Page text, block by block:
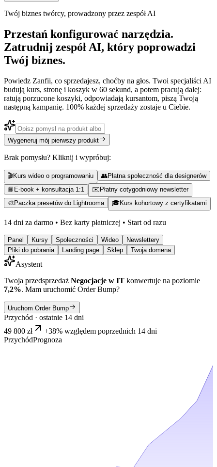
Twój biznes twórcy, prowadzony przez zespół AI
Przestań konfigurować narzędzia.
Zatrudnij zespół AI, który poprowadzi
Twój biznes.
Powiedz Zanfii, co sprzedajesz, choćby na głos. Twoi specjaliści AI
budują kurs, stronę i koszyk w 60 sekund, a potem pracują dalej:
ratują porzucone koszyki, odpowiadają kursantom, piszą Twoją
następną kampanię. 100% każdej sprzedaży zostaje u Ciebie.
Wygeneruj mój pierwszy produkt
Brak pomysłu? Kliknij i wypróbuj:
🎬Kurs wideo o programowaniu 👥Płatna społeczność dla designerów
📘 E-book + konsultacja 1:1 ✉️ Płatny cotygodniowy newsletter
🎨 Paczka presetów do Lightrooma 🎓Kurs kohortowy z certyfikatami
14 dni za darmo • Bez karty płatniczej • Start od razu
Panel Kursy Społeczności Wideo
Newslettery
Pliki do pobrania
Landing page Sklep Twoja domena
Asystent
Twoja przedsprzedaż Negocjacje w IT konwertuje na poziomie
7,2%. Mam uruchomić Order Bump?
Uruchom Order Bump
Przychód · ostatnie 14 dni
49 800 zł
+38% względem poprzednich 14 dni
PrzychódPrognoza